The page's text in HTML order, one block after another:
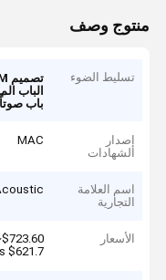
منتوج وصف
تسليط الضوء تصميم OEM الباب الصوتي
الباب
باب
إصدار
الشهادات
MAC
اسم العلامة
التجارية
الأسعار
$621.7